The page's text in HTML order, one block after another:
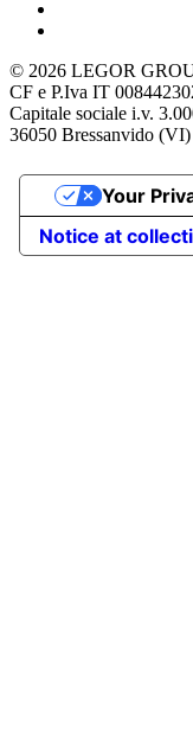
© 2026 LEGOR
CF e P.Iva IT
Capitale sociale i.v.
36050 Bressanvido
Notice at
Your